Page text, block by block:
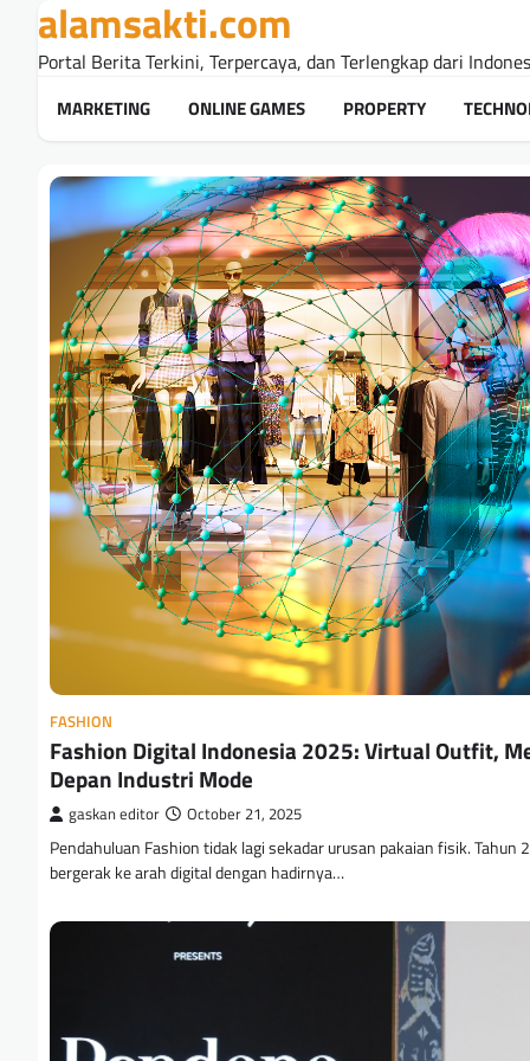
content
alamsakti.com
Portal Berita Terkini, Terpercaya, dan Terlengkap dari
MARKETING ONLINE GAMES PROPERTY
FASHION
Fashion Digital Indonesia 2025: Virtual Outfit,
Depan Industri Mode
gaskan editor October 21, 2025
Pendahuluan Fashion tidak lagi sekadar urusan pakaian fisik. Tahun
bergerak ke arah digital dengan hadirnya…